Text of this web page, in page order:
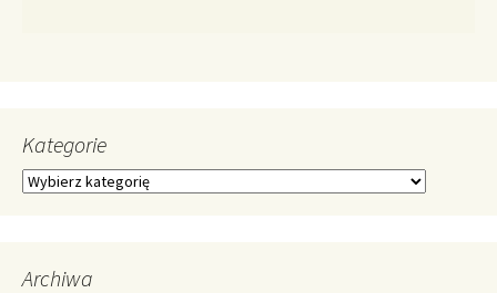
Kategorie
Kategorie
Archiwa